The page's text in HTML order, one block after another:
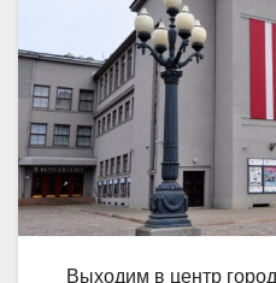
Выходим в центр